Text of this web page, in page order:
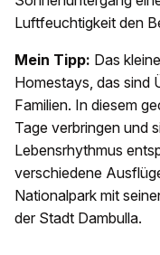
Luftfeuchtigkeit den
Mein Tipp: Das
Homestays, das sind
Familien. In diesem
Tage verbringen und
Lebensrhythmus
verschiedene
Nationalpark mit
der Stadt Dambulla.